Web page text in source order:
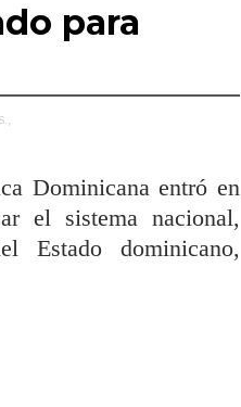
para
Dominicana entró en
el sistema nacional,
Estado dominicano,